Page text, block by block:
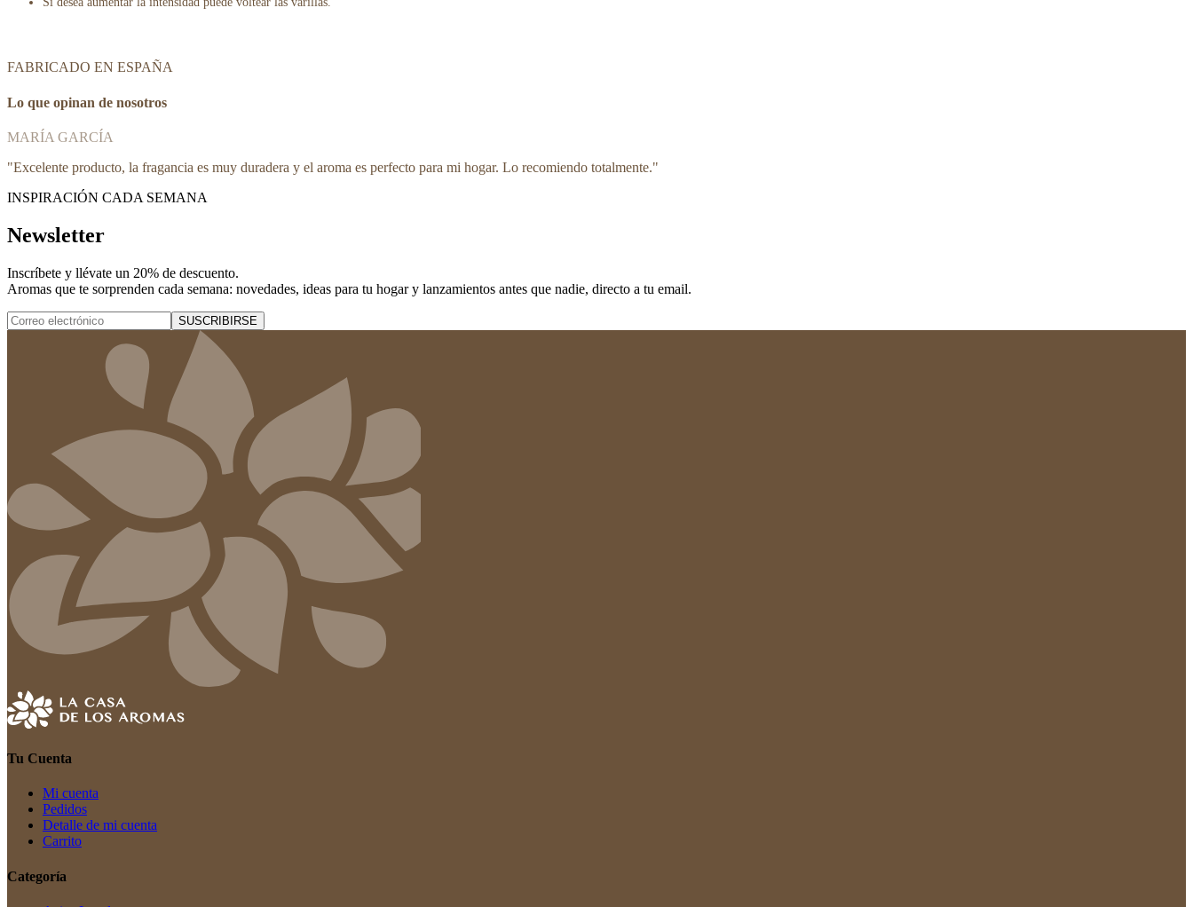
FABRICADO EN ESPAÑA
Lo que opinan de nosotros
MARÍA GARCÍA
"Excelente producto, la fragancia es muy duradera y el aroma es perfecto para mi hogar. Lo recomiendo totalmente."
INSPIRACIÓN CADA SEMANA
Newsletter
Inscríbete y llévate un 20% de descuento.
Aromas que te sorprenden cada semana: novedades, ideas para tu hogar y lanzamientos antes que nadie, directo a tu email.
SUSCRIBIRSE
Tu Cuenta
Mi cuenta
Pedidos
Detalle de mi cuenta
Carrito
Categoría